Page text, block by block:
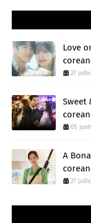
Love
27
Sweet
05
A
27